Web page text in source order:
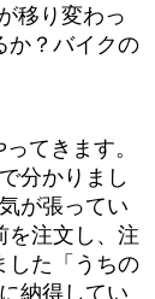
移り変わっ
か？バイクの
てきます。
分かりまし
が張ってい
を注文し、注
した「うちの
納得してい